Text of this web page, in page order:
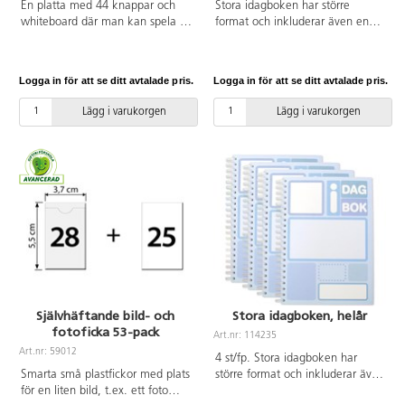
En platta med 44 knappar och
whiteboard där man kan spela in
katt. Uppladdningsbart batteri för
3 timmars användning. 3,5 mm
uttag. Mått: 21x29,7 cm. Från 3
Logga in för att se ditt avtalade pris.
Lägg i varukorgen
Stora idagboken har större
format och inkluderar även en
berättelsebok och ett värdefullt
hjälpmedel för att skapa struktur
över dagen, ett stöd för att
hänt/ska hända, och ett redskap
för att själv kunna berätta.
Kalenderbladen är färgkodade
och odaterade. Så här fungerar
Stora idagboken: Förutom ett
uppslag per veckodag, med plats
för schema/struktur på
vänstersidan och fritt arbete i en
stor veckodagsfärgkodad ram på
högersidan, finns också i
ovankant en veckoöversikt med
plats att skriva/rita/klistra
hela veckan. På högersidan finns
också en mindre ram som kan
Logga in för att se ditt avtalade pris.
Lägg i varukorgen
Självhäftande bild- och
fotoficka 53-pack
Art.nr: 59012
Smarta små plastfickor med plats
för en liten bild, t.ex. ett foto
Stora idagboken, helår
Art.nr: 114235
4 st/fp. Stora idagboken har
större format och inkluderar även